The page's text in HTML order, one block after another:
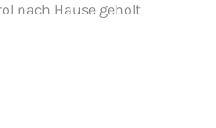
nach Hause geholt